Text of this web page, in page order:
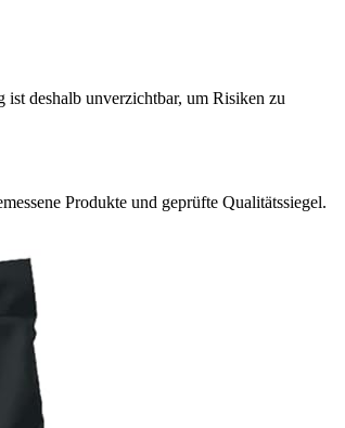
deshalb unverzichtbar, um Risiken zu
Produkte und geprüfte Qualitätssiegel.